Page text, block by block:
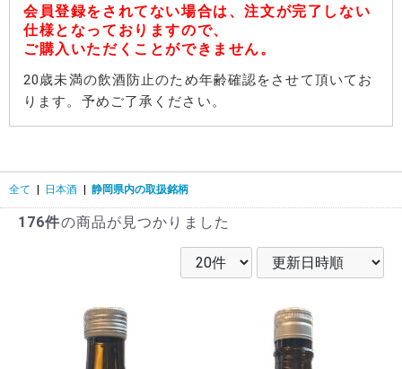
会員登録をされてない場合は、注文が完了しない
仕様となっておりますので、
ご購入いただくことができません。
20歳未満の飲酒防止のため年齢確認をさせて頂いてお
ります。予めご了承ください。
全て 日本酒 静岡県内の取扱銘柄
176件の商品が見つかりました